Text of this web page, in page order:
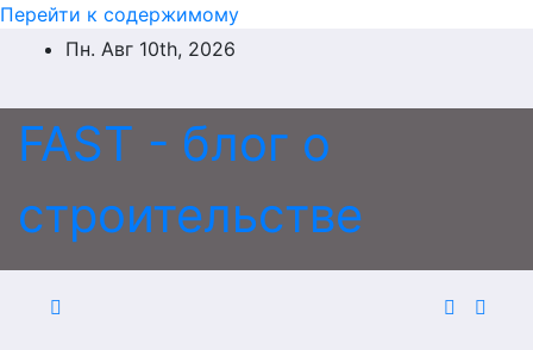
Перейти к содержимому
Пн. Авг 10th, 2026
FAST - блог о
строительстве